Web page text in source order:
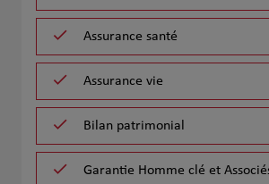
Assurance santé
Assurance vie
Bilan patrimonial
Garantie Homme clé et